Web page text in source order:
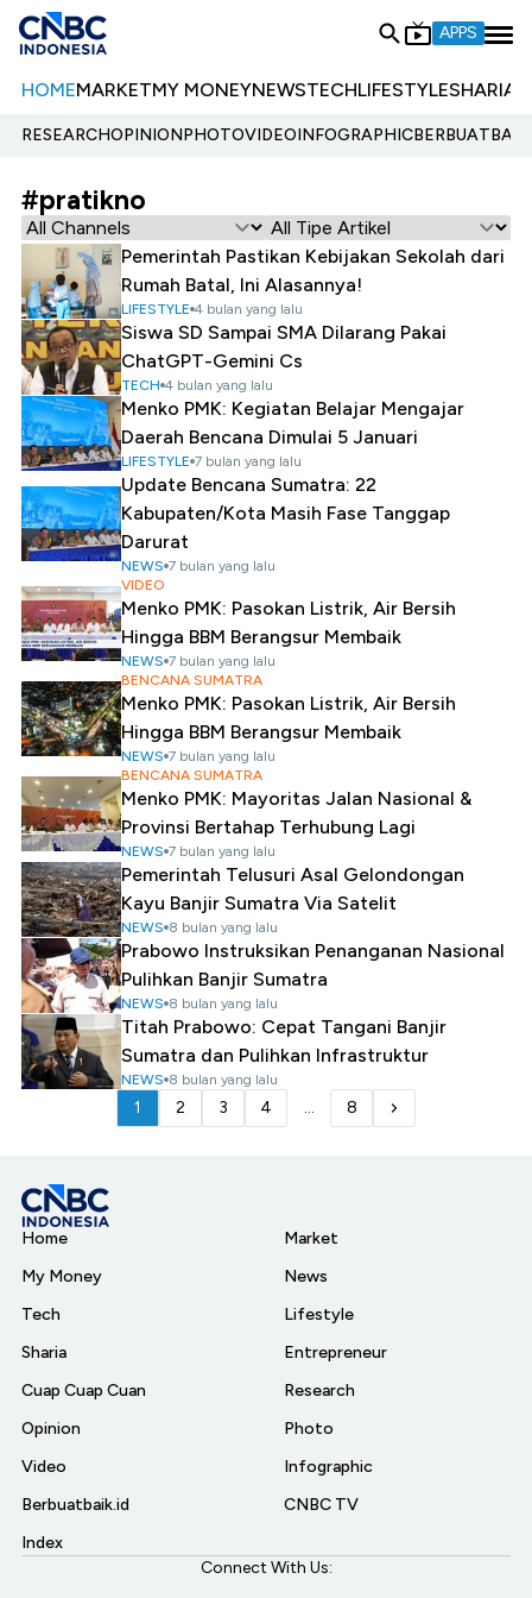
APPS
HOMEMARKETMY MONEYNEWSTECHLIFESTYLESHARIA
RESEARCHOPINIONPHOTOVIDEOINFOGRAPHIC
#pratikno
Pemerintah Pastikan Kebijakan Sekolah dari
Rumah Batal, Ini Alasannya!
LIFESTYLE 4 bulan yang lalu
Siswa SD Sampai SMA Dilarang Pakai
ChatGPT-Gemini Cs
TECH 4 bulan yang lalu
Menko PMK: Kegiatan Belajar Mengajar
Daerah Bencana Dimulai 5 Januari
LIFESTYLE 7 bulan yang lalu
Update Bencana Sumatra: 22
Kabupaten/Kota Masih Fase Tanggap
Darurat
NEWS 7 bulan yang lalu
VIDEO
Menko PMK: Pasokan Listrik, Air Bersih
Hingga BBM Berangsur Membaik
NEWS 7 bulan yang lalu
BENCANA SUMATRA
Menko PMK: Pasokan Listrik, Air Bersih
Hingga BBM Berangsur Membaik
NEWS 7 bulan yang lalu
BENCANA SUMATRA
Menko PMK: Mayoritas Jalan Nasional &
Provinsi Bertahap Terhubung Lagi
NEWS 7 bulan yang lalu
Pemerintah Telusuri Asal Gelondongan
Kayu Banjir Sumatra Via Satelit
NEWS 8 bulan yang lalu
Prabowo Instruksikan Penanganan Nasional
Pulihkan Banjir Sumatra
NEWS 8 bulan yang lalu
Titah Prabowo: Cepat Tangani Banjir
Sumatra dan Pulihkan Infrastruktur
NEWS 8 bulan yang lalu
1 2 3 4 ... 8
Home
My Money
Tech
Sharia
Cuap Cuap Cuan
Opinion
Video
Berbuatbaik.id
Index
Market
News
Lifestyle
Entrepreneur
Research
Photo
Infographic
CNBC TV
Connect With Us: